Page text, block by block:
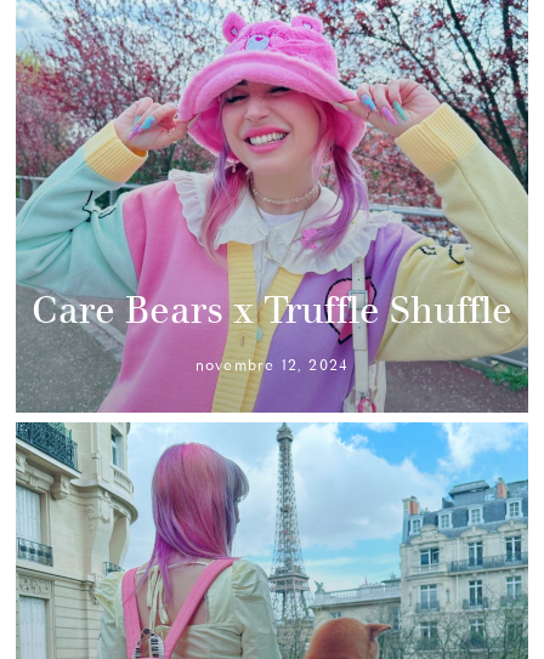
Care Bears x Truffle Shuffle
novembre 12, 2024